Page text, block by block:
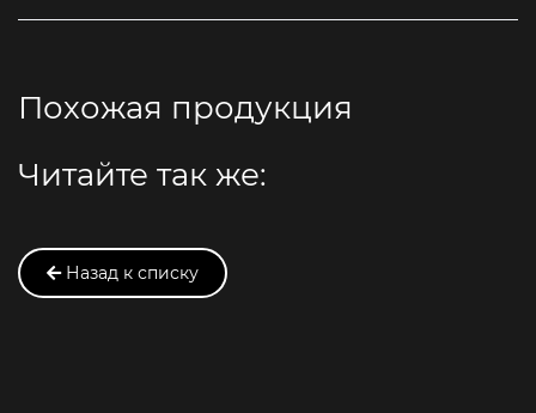
Похожая продукция
Читайте так же:
Назад к списку